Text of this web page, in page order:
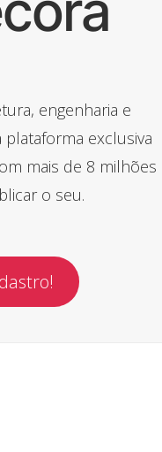
engenharia e
exclusiva
mais de 8 milhões
o seu.